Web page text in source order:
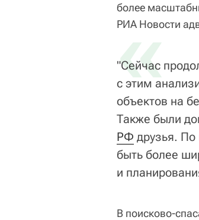
более
РИА Новости
«
"Сейчас
с этим
объектов на
Также были
РФ друзья.
быть более
и
В поисково-